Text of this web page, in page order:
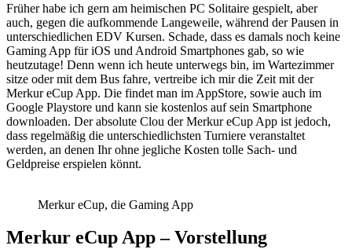
Früher habe ich gern am heimischen PC Solitaire gespielt, aber
auch, gegen die aufkommende Langeweile, während der Pausen in
unterschiedlichen EDV Kursen. Schade, dass es damals noch keine
Gaming App für iOS und Android Smartphones gab, so wie
heutzutage! Denn wenn ich heute unterwegs bin, im Wartezimmer
sitze oder mit dem Bus fahre, vertreibe ich mir die Zeit mit der
Merkur eCup App. Die findet man im AppStore, sowie auch im
Google Playstore und kann sie kostenlos auf sein Smartphone
downloaden. Der absolute Clou der Merkur eCup App ist jedoch,
dass regelmäßig die unterschiedlichsten Turniere veranstaltet
werden, an denen Ihr ohne jegliche Kosten tolle Sach- und
Geldpreise erspielen könnt.
Merkur eCup, die Gaming App
Merkur eCup App – Vorstellung